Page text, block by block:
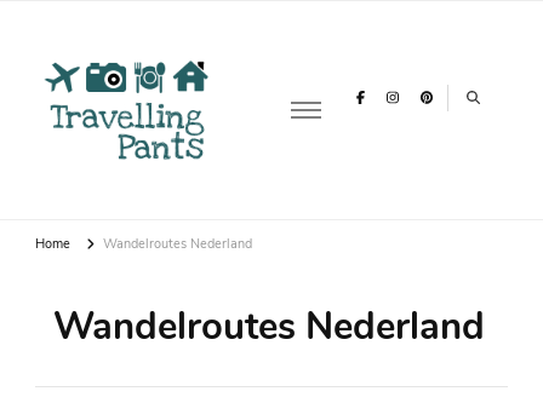
Pants
Over reizen, vakanties & backpacken
Home Wandelroutes Nederland
Wandelroutes Nederland